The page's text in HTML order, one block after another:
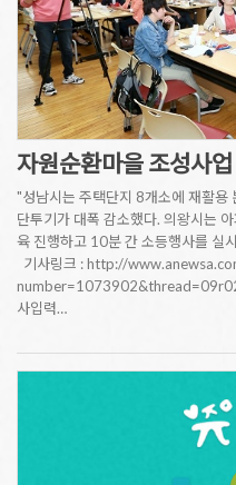
자원순환마을 조성사
"성남시는 주택단지 8개소에 재활용
단투기가 대폭 감소했다. 의왕시는
육 진행하고 10분 간 소등행사를 실
기사링크 : http://
사입력…